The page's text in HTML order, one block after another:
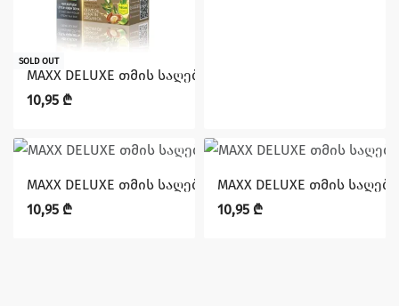
SOLD OUT
MAXX DELUXE თმის საღებავი 5.65 (1610 00110)
10,95 ₾
MAXX DELUXE თმის საღებავი 6.1 (1610 00110)
10,95 ₾
MAXX DELUXE თმის
10,95 ₾